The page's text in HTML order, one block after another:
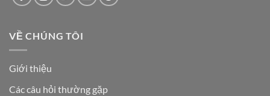
VỀ CHÚNG TÔI
Giới thiệu
Các câu hỏi thường gặp